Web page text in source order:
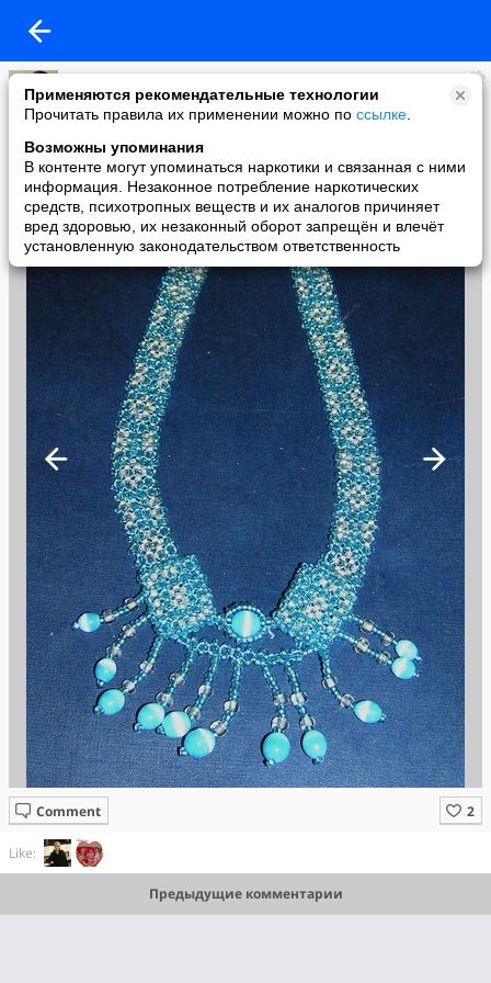
Применяются рекомендательные технологии
Прочитать правила их применении можно по ссылке
Возможны упоминания
В контенте могут упоминаться наркотики и связанная с ними
информация. Незаконное потребление наркотических
средств, психотропных веществ и их аналогов причиняет
вред здоровью, их незаконный оборот запрещён и влечёт
установленную законодательством ответственность
Аллевтина Жарикова
added a photo
15 Oct в 12:05
Comment
Like:
Предыдущие комментарии